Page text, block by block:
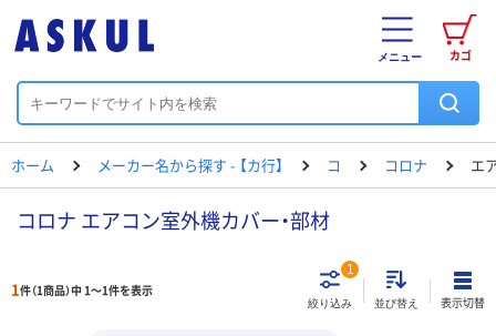
カゴ
メニュー
ホーム メーカー名から探す - 【カ行】 コ コロナ エ
コロナ エアコン室外機カバー・部材
1件（1商品）中 1～1件を表示
絞り込み
1
並び替え 表示切替